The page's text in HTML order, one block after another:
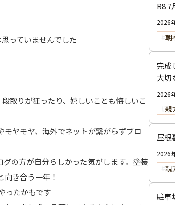
っていませんでした
取りが狂ったり、嬉しいことも悔しいこ
ヤモヤ、海外でネットが繋がらずブロ
の方が自分らしかった気がします。塗装
き合う一年！
ったかもです
R8
2026
朝
完成
大切
2026
親
屋根
2026
親
駐車